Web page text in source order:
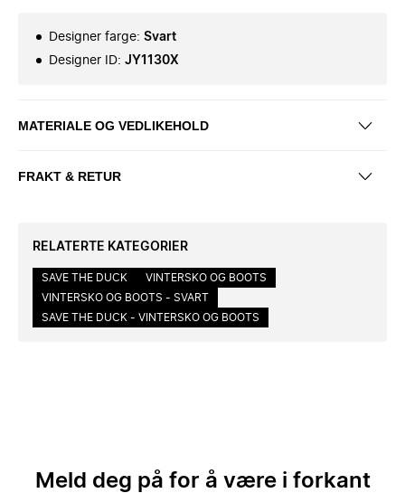
Designer farge: Svart
Designer ID: JY1130X
MATERIALE OG VEDLIKEHOLD
FRAKT & RETUR
RELATERTE KATEGORIER
SAVE THE DUCK
VINTERSKO OG BOOTS
VINTERSKO OG BOOTS - SVART
SAVE THE DUCK - VINTERSKO OG BOOTS
Meld deg på for å være i forkant